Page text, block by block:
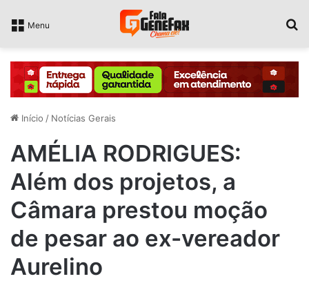
Menu
Início / Notícias Gerais
AMÉLIA RODRIGUES:
Além dos projetos, a
Câmara prestou moção
de pesar ao ex-vereador
Aurelino